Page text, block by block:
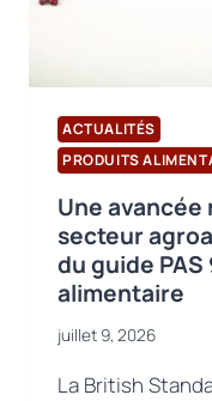
ACTUALITÉS
PRODUITS
Une avancée
secteur
du guide
alimentaire
juillet 9, 2026
La British